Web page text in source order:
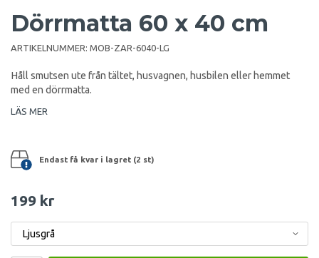
Dörrmatta 60 x 40 cm
ARTIKELNUMMER: MOB-ZAR-6040-LG
Håll smutsen ute från tältet, husvagnen, husbilen eller hemmet
med en dörrmatta.
LÄS MER
Endast få kvar i lagret (2 st)
199 kr